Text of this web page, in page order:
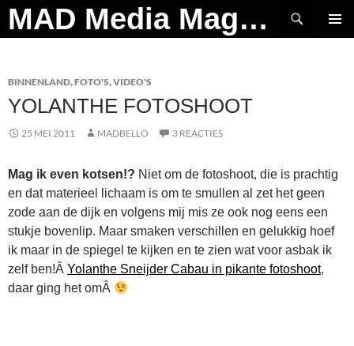
Ga
naar
MAD Media Magazine
Zoeken
BINNENLAND,FOTO'S,VIDEO'S
YOLANTHE FOTOSHOOT
25 MEI 2011 MADBELLO 3 REACTIES
Mag ik even kotsen!? Niet om de fotoshoot, die is prachtig
en dat materieel lichaam is om te smullen al zet het geen
zode aan de dijk en volgens mij mis ze ook nog eens een
stukje bovenlip. Maar smaken verschillen en gelukkig hoef
ik maar in de spiegel te kijken en te zien wat voor asbak ik
zelf ben!Â Yolanthe Sneijder Cabau in pikante fotoshoot,
daar ging het omÂ